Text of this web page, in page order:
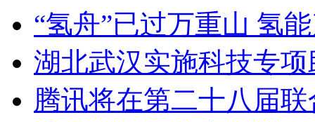
“氢舟”已过万重山 氢
湖北武汉实施科技专
腾讯将在第二十八届